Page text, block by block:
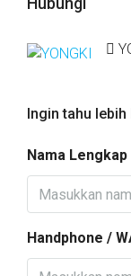
Ingin tahu
Nama Lengkap
Handphone /